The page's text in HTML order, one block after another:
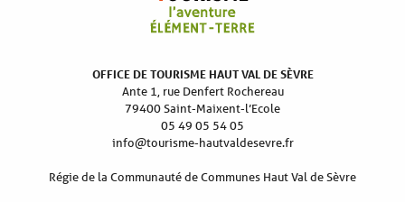
OFFICE DE TOURISME HAUT VAL DE SÈVRE
Ante 1, rue Denfert Rochereau
79400 Saint-Maixent-l’Ecole
05 49 05 54 05
info@tourisme-hautvaldesevre.fr
Régie de la Communauté de Communes Haut Val de Sèvre